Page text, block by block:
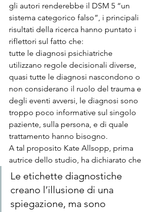
gli autori renderebbe il DSM 5 “un
sistema categorico falso”, i principali
risultati della ricerca hanno puntato i
riflettori sul fatto che:
tutte le diagnosi psichiatriche
utilizzano regole decisionali diverse,
quasi tutte le diagnosi nascondono o
non considerano il ruolo del trauma e
degli eventi avversi, le diagnosi sono
troppo poco informative sul singolo
paziente, sulla persona, e di quale
trattamento hanno bisogno.
A tal proposito Kate Allsopp, prima
autrice dello studio, ha dichiarato che
Le etichette diagnostiche
creano l’illusione di una
spiegazione, ma sono